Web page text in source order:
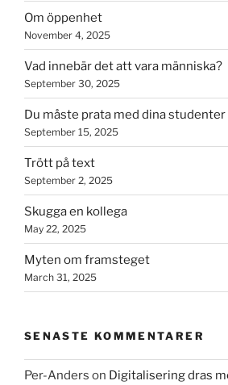
Om öppenhet
November 4, 2025
Vad innebär det att vara människa?
September 30, 2025
Du måste prata med dina studenter
September 15, 2025
Trött på text
September 2, 2025
Skugga en kollega
May 22, 2025
Myten om framsteget
March 31, 2025
SENASTE KOMMENTARER
Per-Anders on Digitalisering dras